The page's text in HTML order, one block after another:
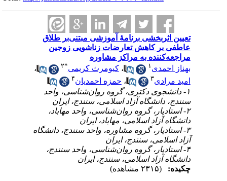
تعیین اثربخشی برنامهٔ آموزشی مبتنی‌بر طلاق
عاطفی بر کاهش تعارضات زناشویی زوجین
مراجعه‌کننده به مراکز مشاوره
بهناز احمدی۱ ،کیومرث کریمی ۲
،
امید مرادی
،حمزه احمدیان ۴
۱- دانشجوی دکتری، گروه روان‌شناسی، واحد
سنندج، دانشگاه آزاد اسلامی، سنندج، ایران
۲- استادیار، گروه روان‌شناسی، واحد مهاباد،
دانشگاه آزاد اسلامی، مهاباد، ایران
۳- استادیار، گروه مشاوره، واحد سنندج، دانشگاه
آزاد اسلامی، سنندج، ایران
۴- استادیار، گروه روان‌شناسی، واحد سنندج،
دانشگاه آزاد اسلامی، سنندج، ایران
چکیده: